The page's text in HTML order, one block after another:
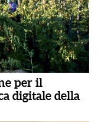
per il
digitale della